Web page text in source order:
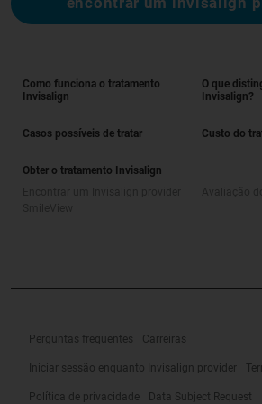
Como funciona o tratamento
Invisalign
O que
Invisalign?
Casos possíveis de tratar Custo do
Obter o tratamento Invisalign
Perguntas frequentes Carreiras
Iniciar sessão enquanto Invisalign provider
Política de privacidade Data Subject Request